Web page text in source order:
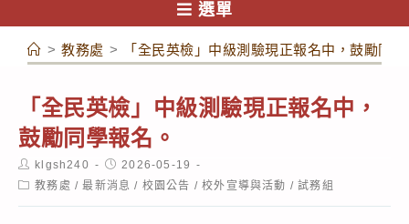
容
選單
> 教務處 > 「全民英檢」中級測驗現正報名中，鼓勵同
「全民英檢」中級測驗現正報名中，
鼓勵同學報名。
Post
author:
klgsh240
Post
published:
2026-05-19
Post教務處 / 最新消息 / 校園公告 / 校外宣導與活動 / 試務組